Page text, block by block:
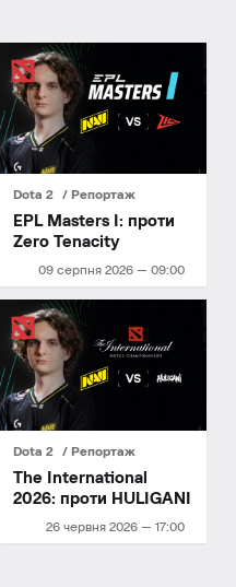
Dota 2 Репортаж
09 серпня 2026 — 09:00
EPL Masters I: проти
Zero Tenacity
Dota 2 Репортаж
26 червня 2026 — 17:00
The International
2026: проти HULIGANI